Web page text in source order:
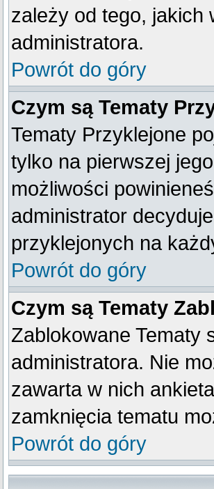
zależy od tego, jakich
administratora.
Powrót do góry
Czym są Tematy
Tematy Przyklejone
tylko na pierwszej
możliwości
administrator
przyklejonych na
Powrót do góry
Czym są Tematy
Zablokowane Tematy
administratora. Nie
zawarta w nich
zamknięcia tematu
Powrót do góry